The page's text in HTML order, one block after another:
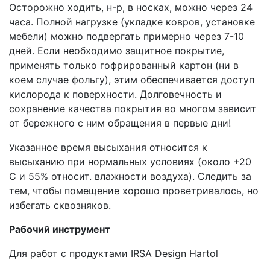
Осторожно ходить, н-р, в носках, можно через 24
часа. Полной нагрузке (укладке ковров, установке
мебели) можно подвергать примерно через 7-10
дней. Если необходимо защитное покрытие,
применять только гофрированный картон (ни в
коем случае фольгу), этим обеспечивается доступ
кислорода к поверхности. Долговечность и
сохранение качества покрытия во многом зависит
от бережного с ним обращения в первые дни!
Указанное время высыхания относится к
высыханию при нормальных условиях (около +20
С и 55% относит. влажности воздуха). Следить за
тем, чтобы помещение хорошо проветривалось, но
избегать сквозняков.
Рабочий инструмент
Для работ с продуктами IRSA Design Hartol